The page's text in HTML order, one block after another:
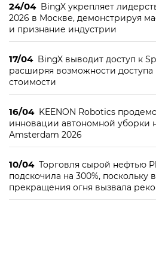
24/04 BingX укрепляет
2026 в Москве, демонстрируя
и признание индустрии
17/04 BingX выводит доступ к
расширяя возможности
стоимости
16/04 KEENON Robotics
инновации автономной уборки
Amsterdam 2026
10/04 Торговля сырой нефтью
подскочила на 300%, поскольку
прекращения огня вызвала